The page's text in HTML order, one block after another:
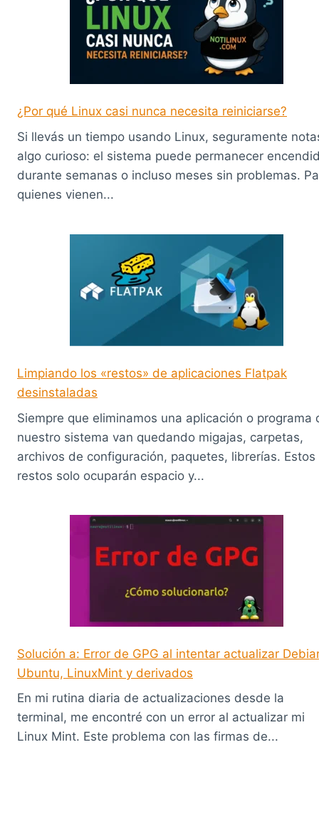
¿Por qué Linux casi nunca necesita reiniciarse?
Si llevás un tiempo usando Linux, seguramente
algo curioso: el sistema puede permanecer
durante semanas o incluso meses sin problemas.
quienes vienen...
Limpiando los «restos» de aplicaciones Flatpak
desinstaladas
Siempre que eliminamos una aplicación o programa
nuestro sistema van quedando migajas, carpetas,
archivos de configuración, paquetes, librerías. Estos
restos solo ocuparán espacio y...
Solución a: Error de GPG al intentar actualizar
Ubuntu, LinuxMint y derivados
En mi rutina diaria de actualizaciones desde la
terminal, me encontré con un error al actualizar mi
Linux Mint. Este problema con las firmas de...